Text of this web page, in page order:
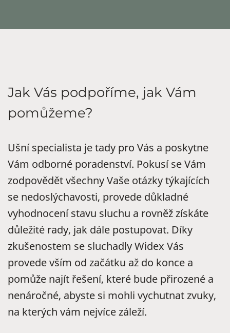
Jak Vás podpoříme, jak Vám
pomůžeme?
Ušní specialista je tady pro Vás a poskytne
Vám odborné poradenství. Pokusí se Vám
zodpovědět všechny Vaše otázky týkajících
se nedoslýchavosti, provede důkladné
vyhodnocení stavu sluchu a rovněž získáte
důležité rady, jak dále postupovat. Díky
zkušenostem se sluchadly Widex Vás
provede vším od začátku až do konce a
pomůže najít řešení, které bude přirozené a
nenáročné, abyste si mohli vychutnat zvuky,
na kterých vám nejvíce záleží.